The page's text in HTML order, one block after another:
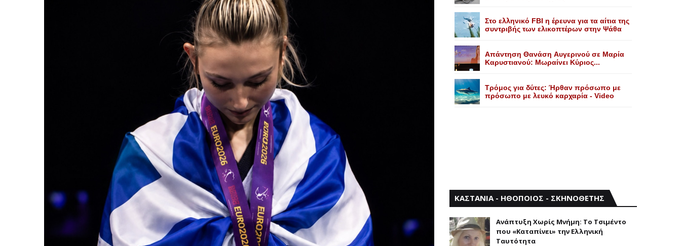
Στο ελληνικό FBI η έρευνα για τα αίτια της
συντριβής των ελικοπτέρων στην Ψάθα
Aπάντηση Θανάση Aυγερινού σε Mαρία
Kαρυστιανού: Mωραίνει Kύριος...
Τρόμος για δύτες: Ήρθαν πρόσωπο με
πρόσωπο με λευκό καρχαρία - Video
ΚΑΣΤΑΝΙΑ - ΗΘΟΠΟΙΟΣ - ΣΚΗΝΟΘΕΤΗΣ
Aνάπτυξη Xωρίς Mνήμη: Το Τσιμέντο
που «Καταπίνει» την Ελληνική
Ταυτότητα